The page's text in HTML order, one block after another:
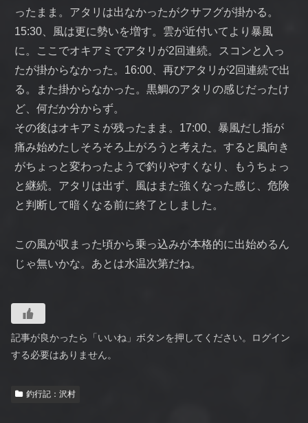
ったまま。アタリは出なかったがクサフグが掛かる。
15:30、風は更に勢いを増す。雲が近付いてより暴風
に。ここでオキアミでアタリが2回連続。スコンと入っ
たが掛からなかった。16:00、再びアタリが2回連続で出
る。また掛からなかった。黒鯛のアタリの感じだったけ
ど、何だか分からず。
その後はオキアミが残ったまま。17:00、暴風だし指が
痛み始めたしそろそろ上がろうと考えた。すると風向き
がちょっと変わったようで釣りやすくなり、もうちょっ
と継続。アタリは出ず、風はまた強くなった感じ、危険
と判断して暗くなる前に終了としました。
この風が収まった頃から乗っ込みが本格的に出始めるん
じゃ無いかな。あとは水温次第だね。
記事が良かったら「いいね」ボタンを押してください。ログイン
する必要はありません。
釣行記：沢村